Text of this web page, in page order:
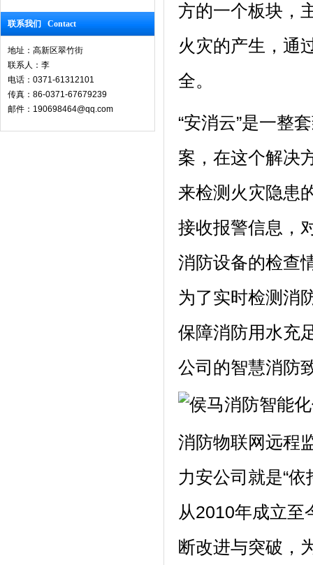
联系我们 Contact
地址：高新区翠竹街
联系人：李
电话：0371-61312101
传真：86-0371-67679239
邮件：190698464@qq.com
方的一个板块，
火灾的产生，通
全。
“安消云”是一整
案，在这个解决
来检测火灾隐患
接收报警信息，
消防设备的检查
为了实时检测消
保障消防用水充
公司的智慧消防
消防物联网远程
力安公司就是“
从2010年成立至
断改进与突破，